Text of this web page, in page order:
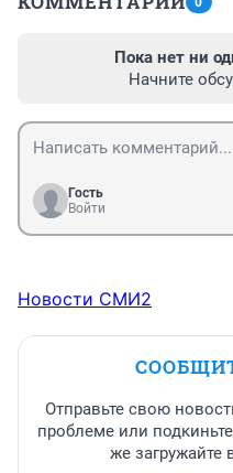
Пока нет ни
Начните
Гость
Войти
Новости СМИ2
Отправьте свою
проблеме или
же загружайте